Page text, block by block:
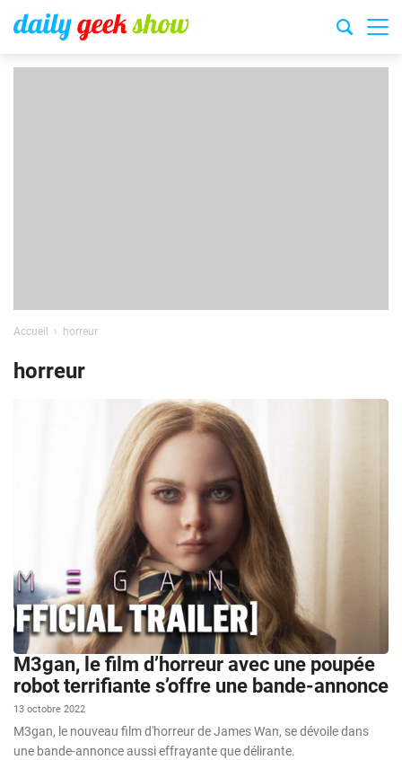
Accueil horreur
horreur
M3gan, le film d’horreur avec une poupée
robot terrifiante s’offre une bande-annonce
13 octobre 2022
M3gan, le nouveau film d'horreur de James Wan, se dévoile dans
une bande-annonce aussi effrayante que délirante.